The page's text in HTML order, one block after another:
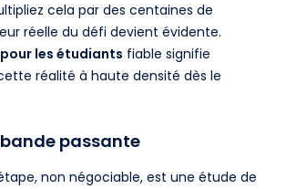
cela par des centaines de
réelle du défi devient évidente.
pour les étudiants fiable signifie
réalité à haute densité dès le
passante
non négociable, est une étude de